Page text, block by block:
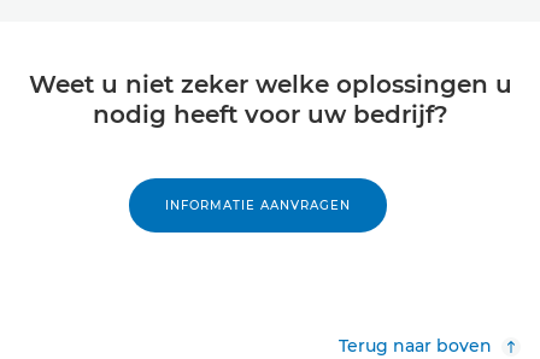
Weet u niet zeker welke oplossingen u
nodig heeft voor uw bedrijf?
INFORMATIE AANVRAGEN
Terug naar boven